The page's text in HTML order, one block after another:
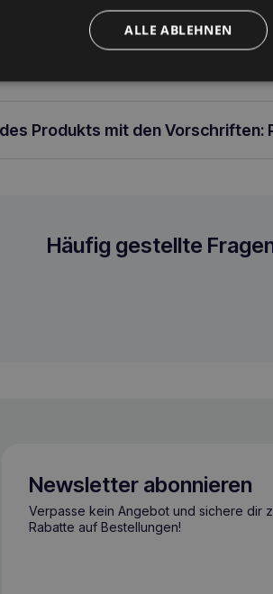
L 35-60 [b] 50-75 [d] x 2,5cm
Produkts mit den
Häufig gestellte
Newsletter abonnieren
Verpasse kein Angebot und sichere dir
Rabatte auf Bestellungen!
ALLE ABLEHNEN